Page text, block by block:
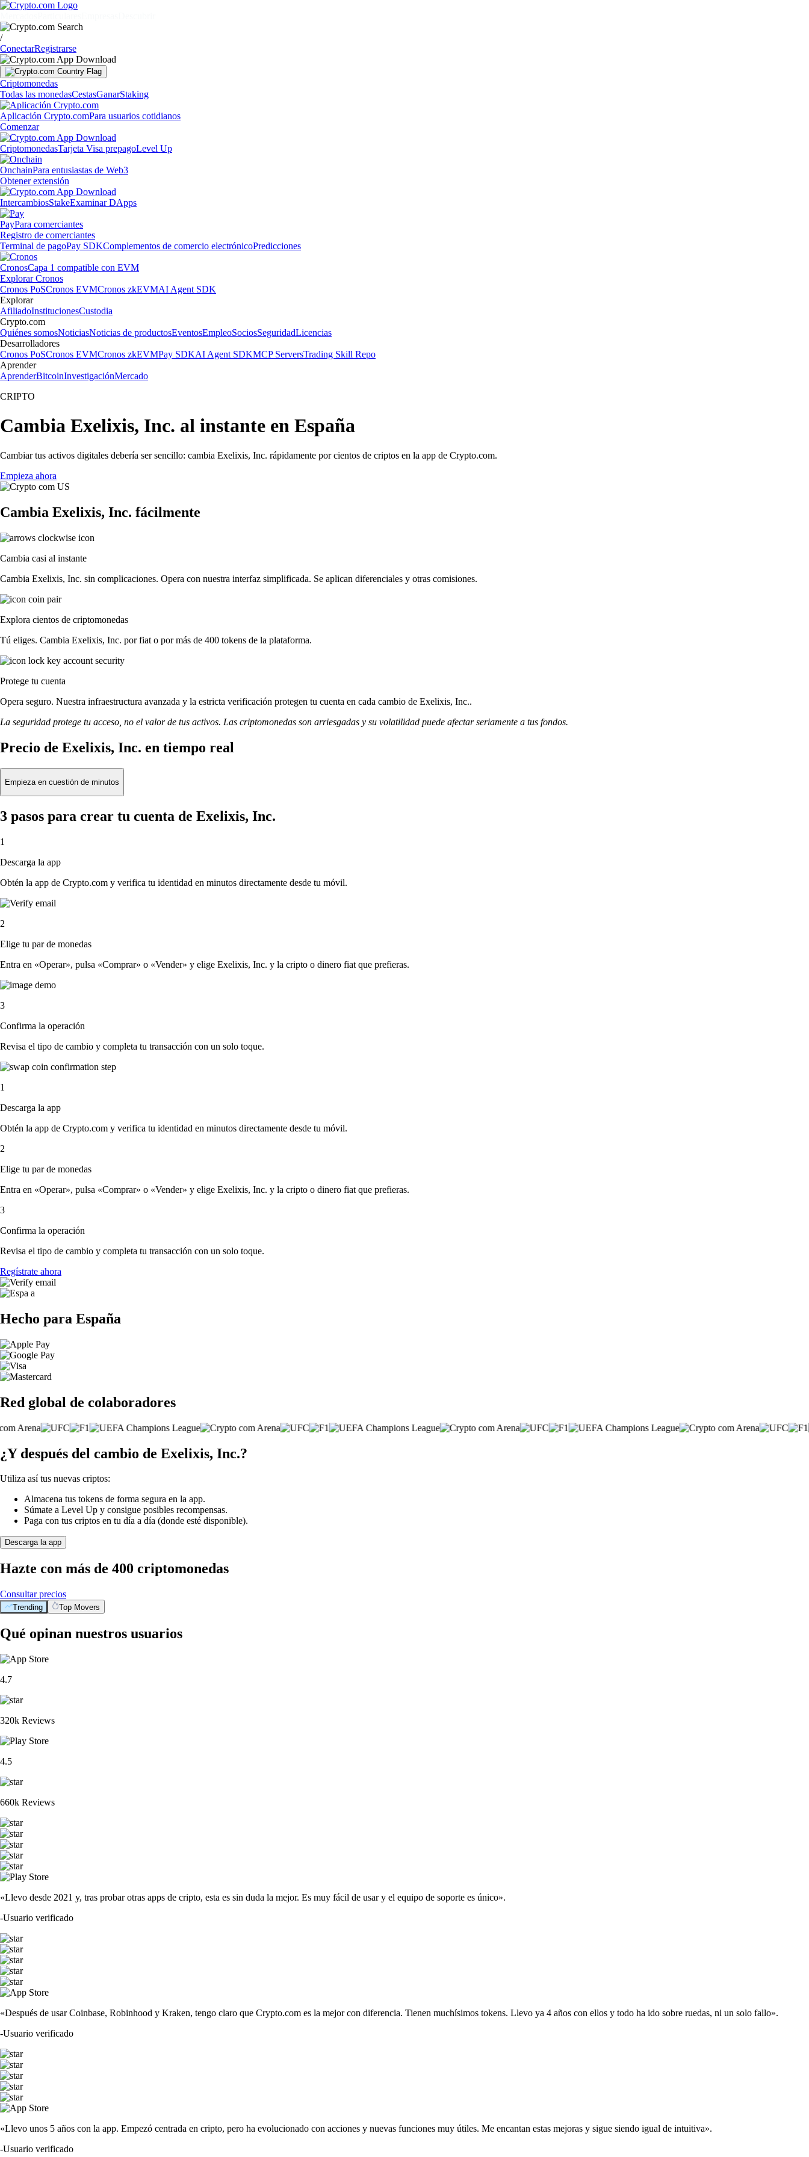
/
ConectarRegistrarse
Criptomonedas
Todas las monedasCestasGanarStaking
Aplicación Crypto.comPara usuarios cotidianos
Comenzar
CriptomonedasTarjeta Visa prepagoLevel Up
OnchainPara entusiastas de Web3
Obtener extensión
IntercambiosStakeExaminar DApps
PayPara comerciantes
Registro de comerciantes
Terminal de pagoPay SDKComplementos de comercio electrónicoPredicciones
CronosCapa 1 compatible con EVM
Explorar Cronos
Cronos PoSCronos EVMCronos zkEVMAI Agent SDK
Explorar
AfiliadoInstitucionesCustodia
Crypto.com
Quiénes somosNoticiasNoticias de productosEventosEmpleoSociosSeguridadLicencias
Desarrolladores
Cronos PoSCronos EVMCronos zkEVMPay SDKAI Agent SDKMCP ServersTrading Skill Repo
Aprender
AprenderBitcoinInvestigaciónMercado
CRIPTO
Cambia Exelixis, Inc. al instante en España
Cambiar tus activos digitales debería ser sencillo: cambia Exelixis, Inc. rápidamente por cientos de criptos en la app de Crypto.com.
Empieza ahora
Cambia Exelixis, Inc. fácilmente
Cambia casi al instante
Cambia Exelixis, Inc. sin complicaciones. Opera con nuestra interfaz simplificada. Se aplican diferenciales y otras comisiones.
Explora cientos de criptomonedas
Tú eliges. Cambia Exelixis, Inc. por fiat o por más de 400 tokens de la plataforma.
Protege tu cuenta
Opera seguro. Nuestra infraestructura avanzada y la estricta verificación protegen tu cuenta en cada cambio de Exelixis, Inc..
La seguridad protege tu acceso, no el valor de tus activos. Las criptomonedas son arriesgadas y su volatilidad puede afectar seriamente a tus fondos.
Precio de Exelixis, Inc. en tiempo real
Empieza en cuestión de minutos
3 pasos para crear tu cuenta de Exelixis, Inc.
1
Descarga la app
Obtén la app de Crypto.com y verifica tu identidad en minutos directamente desde tu móvil.
2
Elige tu par de monedas
Entra en «Operar», pulsa «Comprar» o «Vender» y elige Exelixis, Inc. y la cripto o dinero fiat que prefieras.
3
Confirma la operación
Revisa el tipo de cambio y completa tu transacción con un solo toque.
1
Descarga la app
Obtén la app de Crypto.com y verifica tu identidad en minutos directamente desde tu móvil.
2
Elige tu par de monedas
Entra en «Operar», pulsa «Comprar» o «Vender» y elige Exelixis, Inc. y la cripto o dinero fiat que prefieras.
3
Confirma la operación
Revisa el tipo de cambio y completa tu transacción con un solo toque.
Regístrate ahora
Hecho para España
Red global de colaboradores
¿Y después del cambio de Exelixis, Inc.?
Utiliza así tus nuevas criptos:
Almacena tus tokens de forma segura en la app.
Súmate a Level Up y consigue posibles recompensas.
Paga con tus criptos en tu día a día (donde esté disponible).
Descarga la app
Hazte con más de 400 criptomonedas
Consultar precios
Trending Top Movers
Qué opinan nuestros usuarios
4.7
320k Reviews
4.5
660k Reviews
«Llevo desde 2021 y, tras probar otras apps de cripto, esta es sin duda la mejor. Es muy fácil de usar y el equipo de soporte es único».
-Usuario verificado
«Después de usar Coinbase, Robinhood y Kraken, tengo claro que Crypto.com es la mejor con diferencia. Tienen muchísimos tokens. Llevo ya 4 años con ellos y todo ha ido sobre ruedas, ni un solo fallo».
-Usuario verificado
«Llevo unos 5 años con la app. Empezó centrada en cripto, pero ha evolucionado con acciones y nuevas funciones muy útiles. Me encantan estas mejoras y sigue siendo igual de intuitiva».
-Usuario verificado